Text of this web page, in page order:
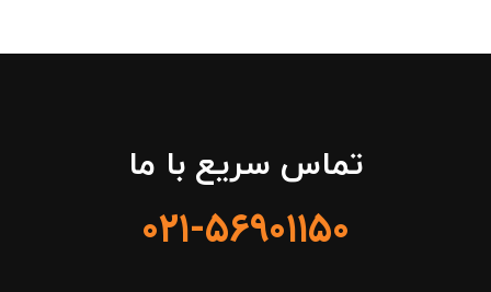
تماس سریع با ما
۰۲۱-۵۶۹۰۱۱۵۰